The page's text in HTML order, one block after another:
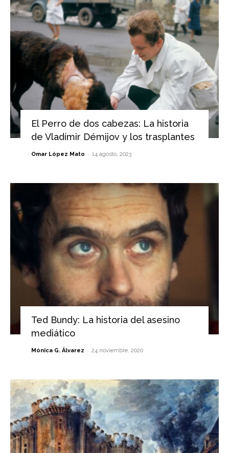
El Perro de dos cabezas: La historia
de Vladímir Démijov y los trasplantes
Omar López Mato - 14 agosto, 2023
Ted Bundy: La historia del asesino
mediático
Mónica G. Álvarez - 24 noviembre, 2020